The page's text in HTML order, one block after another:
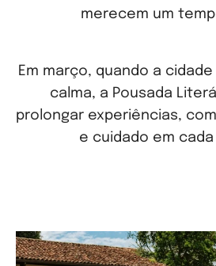
merecem um
Em março, quando a
calma, a Pousada
prolongar experiências,
e cuidado em